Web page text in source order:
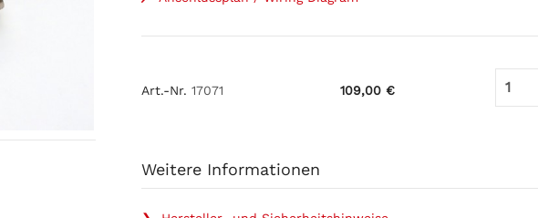
Art.-Nr. 17071 109,00 €
Weitere Informationen